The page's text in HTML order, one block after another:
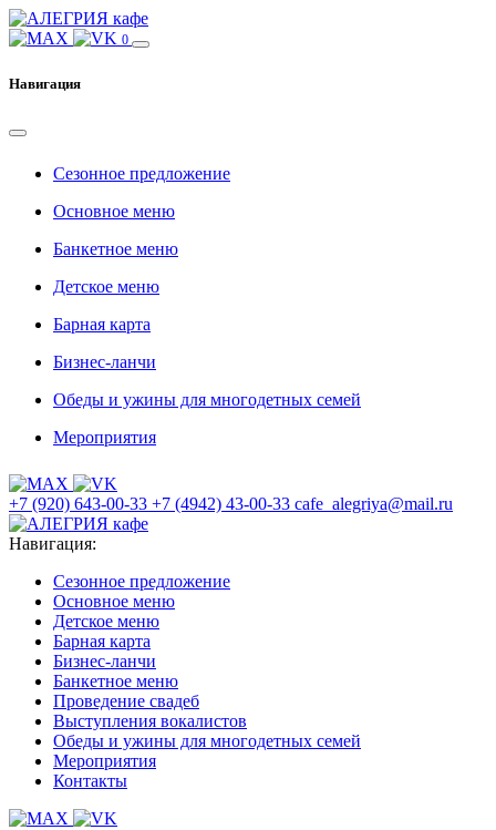
0
Навигация
Сезонное предложение
Основное меню
Банкетное меню
Детское меню
Барная карта
Бизнес-ланчи
Обеды и ужины для многодетных семей
Мероприятия
+7 (920) 643-00-33 +7 (4942) 43-00-33 cafe_alegriya@mail.ru
Навигация:
Сезонное предложение
Основное меню
Детское меню
Барная карта
Бизнес-ланчи
Банкетное меню
Проведение свадеб
Выступления вокалистов
Обеды и ужины для многодетных семей
Мероприятия
Контакты